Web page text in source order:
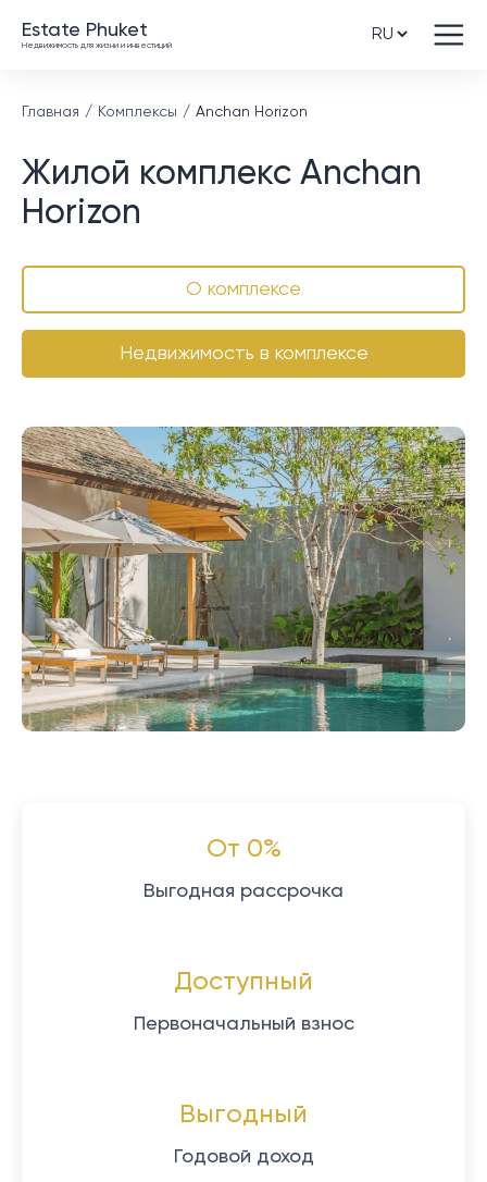
Estate Phuket
Недвижимость для жизни и инвестиций
Главная Комплексы Anchan Horizon
Жилой комплекс Anchan
Horizon
О комплексе
Недвижимость в комплексе
От 0%
Выгодная рассрочка
Доступный
Первоначальный взнос
Выгодный
Годовой доход